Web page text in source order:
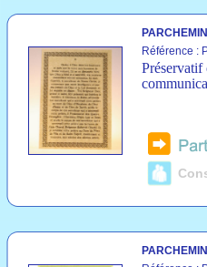
Référence :
Préservatif